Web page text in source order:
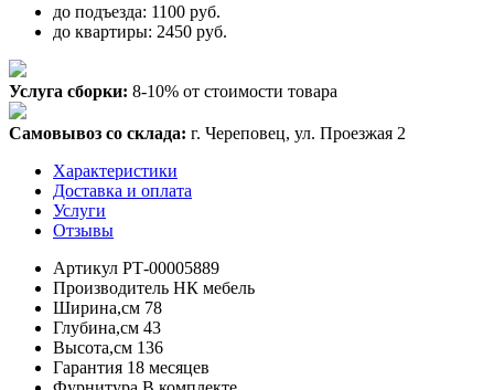
до подъезда: 1100 руб.
до квартиры: 2450 руб.
Услуга сборки: 8-10% от стоимости товара
Самовывоз со склада: г. Череповец, ул. Проезжая 2
Характеристики
Доставка и оплата
Услуги
Отзывы
Артикул РТ-00005889
Производитель НК мебель
Ширина,см 78
Глубина,см 43
Высота,см 136
Гарантия 18 месяцев